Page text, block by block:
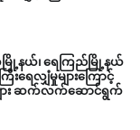
ြို့နယ်၊ ရေကြည်မြို့နယ်
ရေလျှံမှုများကြောင့်
း ဆက်လက်ဆောင်ရွက်